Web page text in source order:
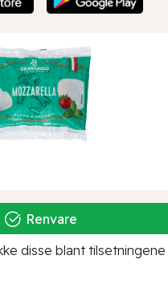
Renvare
disse blant